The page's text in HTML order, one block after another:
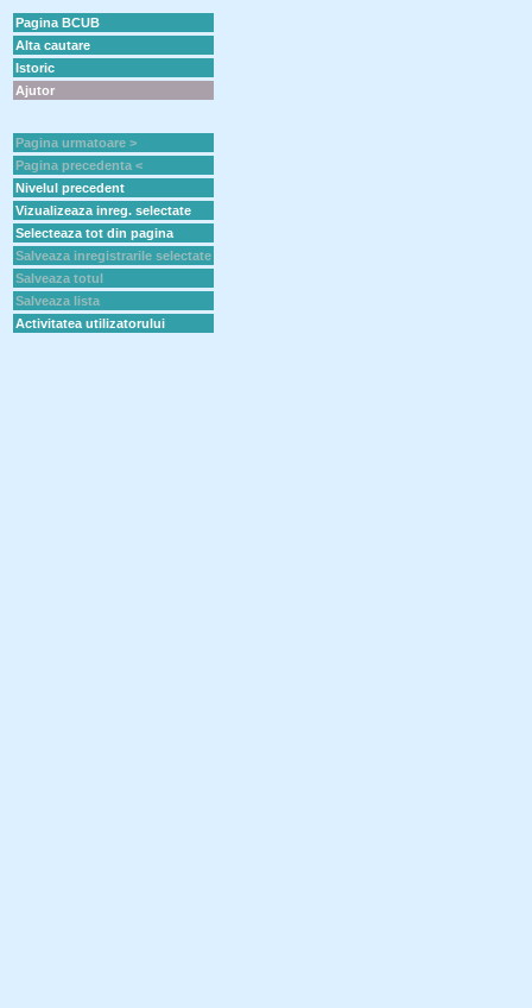
Pagina BCUB
Alta cautare
Istoric
Ajutor
Pagina urmatoare >
Pagina precedenta <
Nivelul precedent
Vizualizeaza inreg. selectate
Selecteaza tot din pagina
Salveaza inregistrarile selectate
Salveaza totul
Salveaza lista
Activitatea utilizatorului